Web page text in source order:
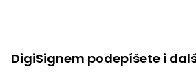
DigiSignem podepíšete i